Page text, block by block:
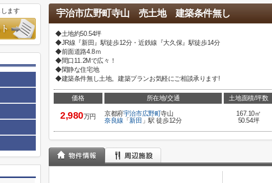
宇治市広野町寺山 売土地 建築条件無し
◆土地約50.54坪
◆JR線『新田』駅徒歩12分・近鉄線『大久保』駅徒歩14分
◆前面道路4.8ｍ
◆間口11.2Mで広々！
◆閑静な住宅地
◆建築条件無し土地。建築プランお気軽にご相談承ります!
価格
2,980万円
所在地/交通
京都府宇治市広野町寺山
奈良線 「 新田 」駅 徒歩12分
土地面積/坪数
167.10㎡
50.54坪
ます